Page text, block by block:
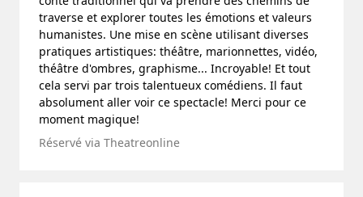
traverse et explorer toutes les émotions et valeurs
humanistes. Une mise en scène utilisant diverses
pratiques artistiques: théâtre, marionnettes, vidéo,
théâtre d'ombres, graphisme... Incroyable! Et tout
cela servi par trois talentueux comédiens. Il faut
absolument aller voir ce spectacle! Merci pour ce
moment magique!
Réservé via Theatreonline